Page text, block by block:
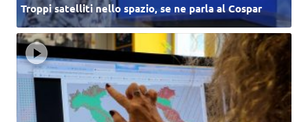
Troppi satelliti nello spazio, se ne parla al Cospar